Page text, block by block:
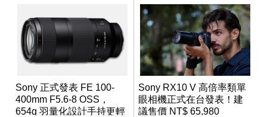
Sony 正式發表 FE 100-
400mm F5.6-8 OSS，
654g 羽量化設計手持更輕
Sony RX10 V 高倍率類單
眼相機正式在台發表！建
議售價 NT$ 65,980